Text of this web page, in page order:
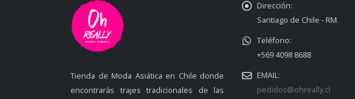
Tienda de Moda Asiática en Chile donde
encontrarás trajes tradicionales de las
Dirección:
Santiago de Chile - RM.
Teléfono:
+569 4098 8688
EMAIL:
pedidos@ohreally.cl